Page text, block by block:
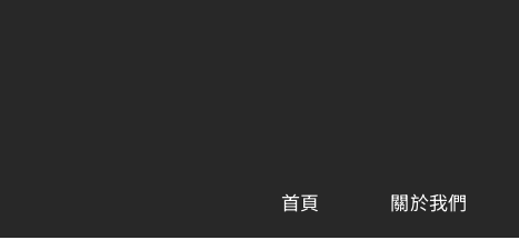
首頁 關於我們